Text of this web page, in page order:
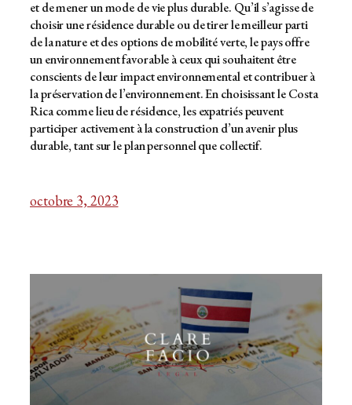
et de mener un mode de vie plus durable. Qu’il s’agisse de
choisir une résidence durable ou de tirer le meilleur parti
de la nature et des options de mobilité verte, le pays offre
un environnement favorable à ceux qui souhaitent être
conscients de leur impact environnemental et contribuer à
la préservation de l’environnement. En choisissant le Costa
Rica comme lieu de résidence, les expatriés peuvent
participer activement à la construction d’un avenir plus
durable, tant sur le plan personnel que collectif.
octobre 3, 2023